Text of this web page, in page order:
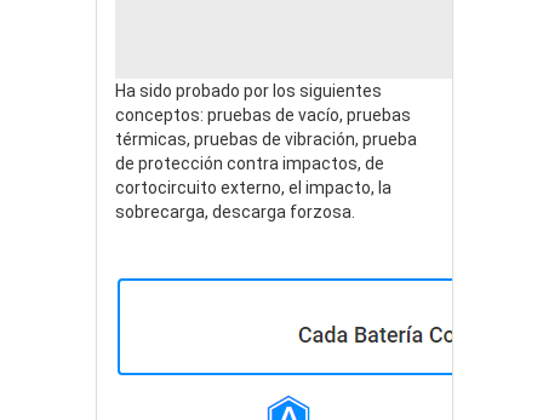
Ha sido probado por los siguientes
conceptos: pruebas de vacío, pruebas
térmicas, pruebas de vibración, prueba
de protección contra impactos, de
cortocircuito externo, el impacto, la
sobrecarga, descarga forzosa.